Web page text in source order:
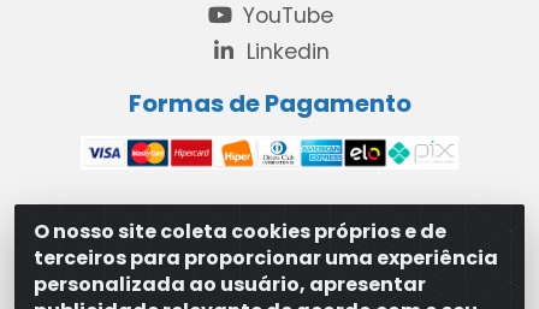
O nosso site coleta cookies próprios e de
terceiros para proporcionar uma experiência
personalizada ao usuário, apresentar
YouTube
Linkedin
Formas de Pagamento
MAXXISUPRI COMÉRCIO DE SANEANTES LTDA - Avenida
Antônio Cabral de Souza, 2872 - Maranguape II -
Paulista/PE - CEP 53.421-420 - 31.329.180/0001-83